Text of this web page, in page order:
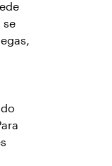
se